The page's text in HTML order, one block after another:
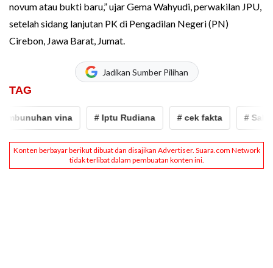
novum atau bukti baru,” ujar Gema Wahyudi, perwakilan JPU,
setelah sidang lanjutan PK di Pengadilan Negeri (PN)
Cirebon, Jawa Barat, Jumat.
Jadikan Sumber Pilihan
TAG
vina # Iptu Rudiana # cek fakta # Sahabat